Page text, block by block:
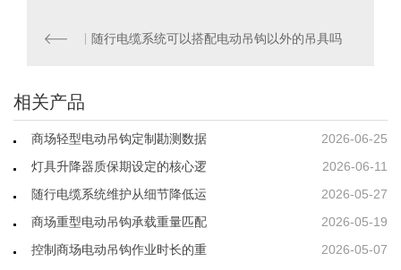
随行电缆系统可以搭配电动吊钩以外的吊具吗
相关产品
2026-06-25
商场轻型电动吊钩定制勘测数据
2026-06-11
灯具升降器质保期设定的核心逻
2026-05-27
随行电缆系统维护从细节降低运
2026-05-19
商场重型电动吊钩承载重量匹配
2026-05-07
控制商场电动吊钩作业时长的重